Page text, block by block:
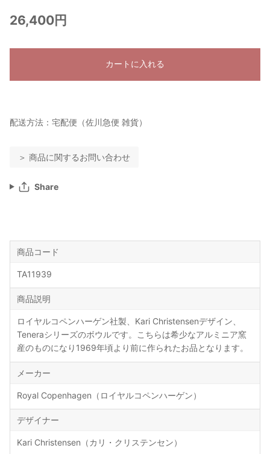
26,400円
カートに入れる
配送方法：宅配便（佐川急便 雑貨）
＞ 商品に関するお問い合わせ
Share
商品コード
TA11939
商品説明
ロイヤルコペンハーゲン社製、Kari Christensenデザイン、
Teneraシリーズのボウルです。こちらは希少なアルミニア窯
産のものになり1969年頃より前に作られたお品となります。
メーカー
Royal Copenhagen（ロイヤルコペンハーゲン）
デザイナー
Kari Christensen（カリ・クリステンセン）